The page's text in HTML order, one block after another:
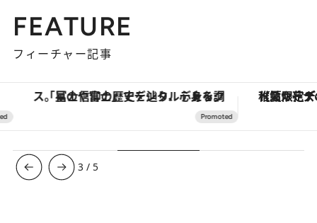
FEATURE
フィーチャー記事
「星のや富士」でデジタルデトックス。冨士信仰の歴史を辿り、心身を調える。 【夏限定ディナーコース】旬を迎える稚鮎や花ズッキーニなどをイタリア・トスカーナの郷土料理の手法で満喫！
4 / 5